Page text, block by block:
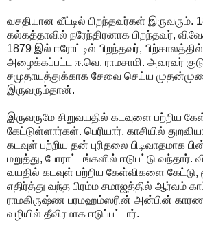
வசதியான வீட்டில் பிறந்தவர்கள் இருவரும்.
கல்கத்தாவில் நரேந்திரனாக பிறந்தவர்,
1879 இல் ஈரோட்டில் பிறந்தவர்,
அழைக்கப்பட்ட ஈ.வெ. ராமசாமி. அவரவர்
சமுதாயத்துக்காக சேவை செய்ய
இருவரும்தான்.
இருவருமே சிறுவயதில் கடவுளை பற்றிய
கேட்டுள்ளார்கள். பெரியார், காசியில்
கடவுள் பற்றிய தன் புரிதலை பிடிவாதமாக
மறுத்து, போராட்டங்களில் ஈடுபட்டு வந்தார்.
வயதில் கடவுள் பற்றிய கேள்விகளை
எதிர்த்து வந்த பிரம்ம சமாஜத்தில் ஆர்வம்
ராமகிருஷ்ண பரமஹம்ஸரின் அன்பின்
வழியில் தீவிரமாக ஈடுப்பட்டார்.